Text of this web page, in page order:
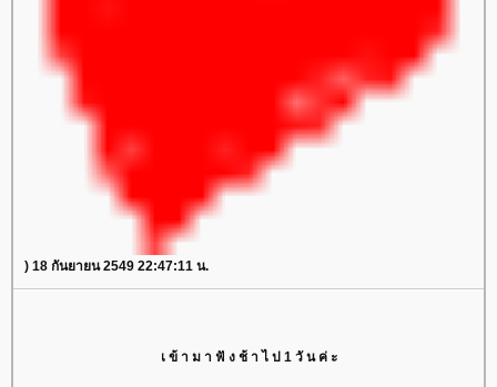
) 18 กันยายน 2549 22:47:11 น.
เ ข้ า ม า ฟั ง ช้ า ไ ป 1 วั น ค่ ะ